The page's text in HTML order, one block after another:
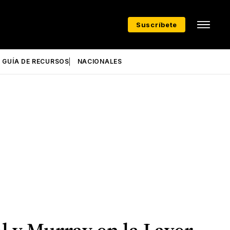
Suscríbete
GUÍA DE RECURSOS NACIONALES